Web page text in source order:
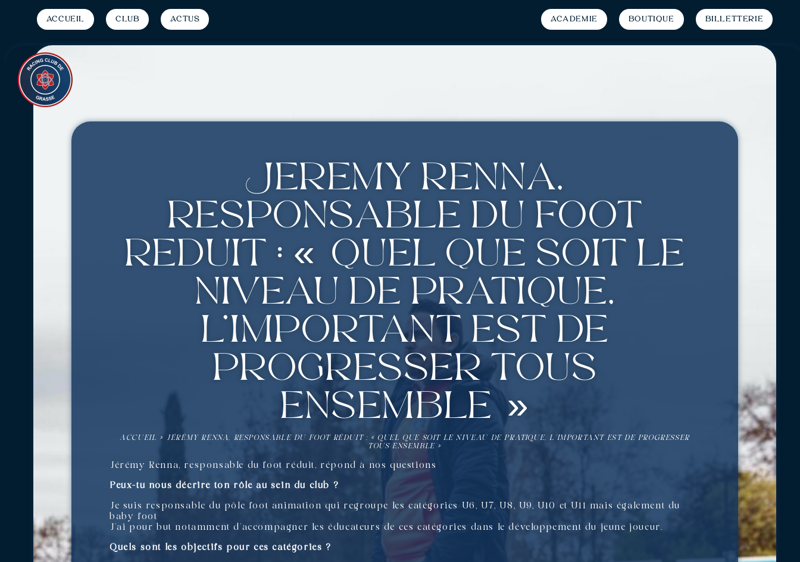
Accueil Club Actus Académie Boutique Billetterie
Jérémy Renna,
responsable du foot
réduit : « Quel que soit le
niveau de pratique,
l’important est de
progresser tous
ensemble »
ACCUEIL » JÉRÉMY RENNA, RESPONSABLE DU FOOT RÉDUIT : « QUEL QUE SOIT LE NIVEAU DE PRATIQUE, L’IMPORTANT EST DE PROGRESSER
TOUS ENSEMBLE »
Jérémy Renna, responsable du foot réduit, répond à nos questions
Peux-tu nous décrire ton rôle au sein du club ?
Je suis responsable du pôle foot animation qui regroupe les catégories U6, U7, U8, U9, U10 et U11 mais également du
baby foot
J’ai pour but notamment d’accompagner les éducateurs de ces catégories dans le développement du jeune joueur.
Quels sont les objectifs pour ces catégories ?